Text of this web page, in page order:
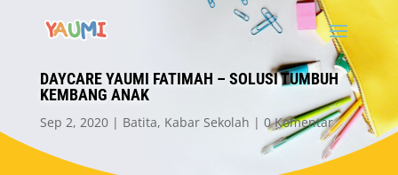
DAYCARE YAUMI FATIMAH – SOLUSI TUMBUH
KEMBANG ANAK
Sep 2, 2020 Batita, Kabar Sekolah 0 Komentar